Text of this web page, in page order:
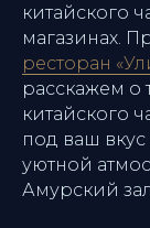
китайского
магазинах.
ресторан
расскажем
китайского
под ваш вкус
уютной
Амурский
Отправить